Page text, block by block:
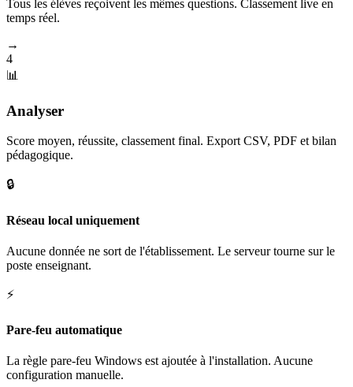
Tous les élèves reçoivent les mêmes questions. Classement live en
temps réel.
→
4
📊
Analyser
Score moyen, réussite, classement final. Export CSV, PDF et bilan
pédagogique.
🔒
Réseau local uniquement
Aucune donnée ne sort de l'établissement. Le serveur tourne sur le
poste enseignant.
⚡
Pare-feu automatique
La règle pare-feu Windows est ajoutée à l'installation. Aucune
configuration manuelle.